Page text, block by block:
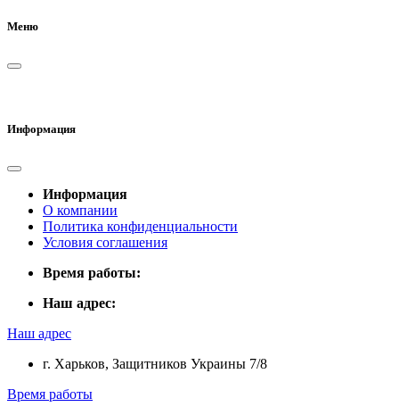
Меню
Информация
Информация
О компании
Политика конфиденциальности
Условия соглашения
Время работы:
Наш адрес:
Наш адрес
г. Харьков, Защитников Украины 7/8
Время работы